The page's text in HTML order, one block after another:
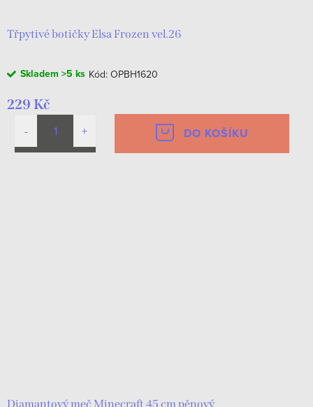
Třpytivé botičky Elsa Frozen vel.26
Skladem >5 ks Kód: OPBH1620
229 Kč
DO KOŠÍKU
Diamantový meč Minecraft 45 cm pěnový